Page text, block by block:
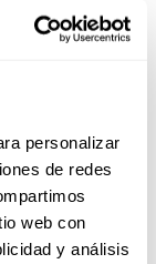
personalizar
de redes
web con
y análisis